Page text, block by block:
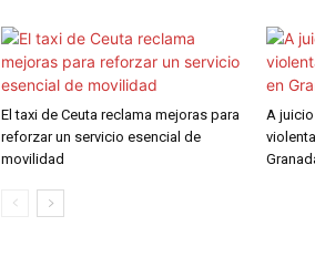
El taxi de Ceuta reclama mejoras para
reforzar un servicio esencial de
movilidad
A